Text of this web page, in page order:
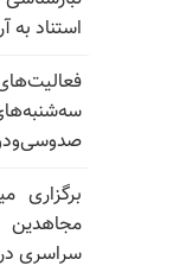
استناد به
برگزاری
مجاهدین
سراسری